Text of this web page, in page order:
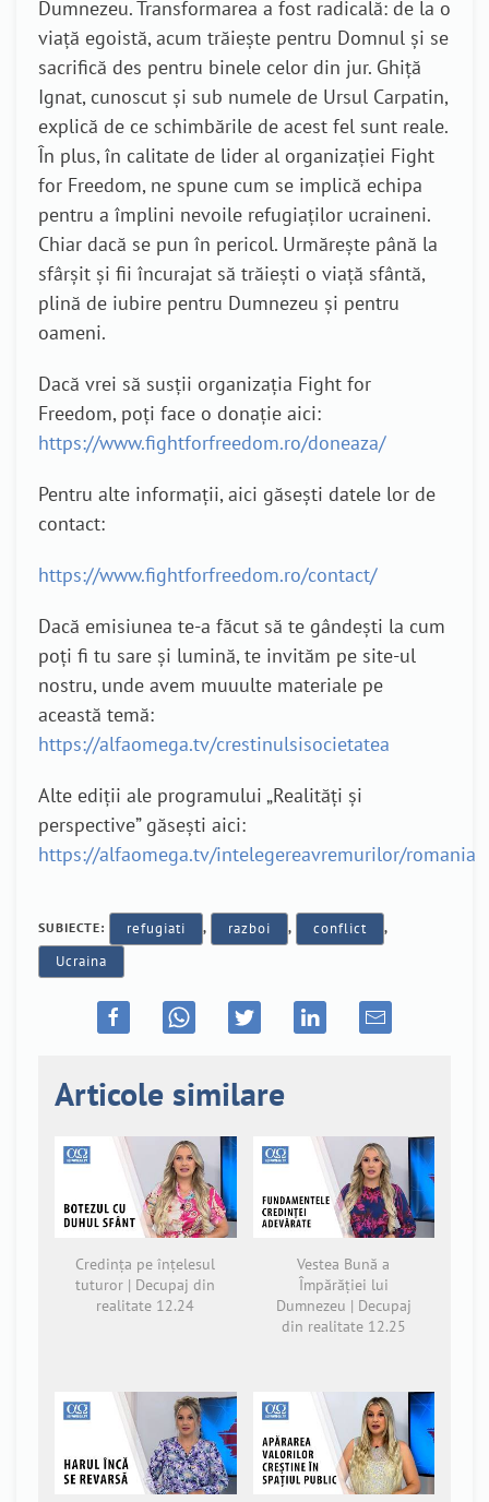
Dumnezeu. Transformarea a fost radicală: de la o
viață egoistă, acum trăiește pentru Domnul și se
sacrifică des pentru binele celor din jur. Ghiță
Ignat, cunoscut și sub numele de Ursul Carpatin,
explică de ce schimbările de acest fel sunt reale.
În plus, în calitate de lider al organizației Fight
for Freedom, ne spune cum se implică echipa
pentru a împlini nevoile refugiaților ucraineni.
Chiar dacă se pun în pericol. Urmărește până la
sfârșit și fii încurajat să trăiești o viață sfântă,
plină de iubire pentru Dumnezeu și pentru
oameni.
Dacă vrei să susții organizația Fight for
Freedom, poți face o donație aici:
https://www.fightforfreedom.ro/doneaza/
Pentru alte informații, aici găsești datele lor de
contact:
https://www.fightforfreedom.ro/contact/
Dacă emisiunea te-a făcut să te gândești la cum
poți fi tu sare și lumină, te invităm pe site-ul
nostru, unde avem muuulte materiale pe
această temă:
https://alfaomega.tv/crestinulsisocietatea
Alte ediții ale programului „Realități și
perspective” găsești aici:
https://alfaomega.tv/intelegereavremurilor/romania
SUBIECTE: refugiati , razboi , conflict ,
Ucraina
Articole similare
Credința pe înțelesul
tuturor | Decupaj din
realitate 12.24
Vestea Bună a
Împărăției lui
Dumnezeu | Decupaj
din realitate 12.25